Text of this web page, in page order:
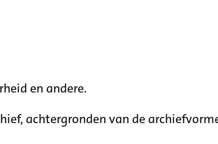
en andere.
achtergronden van de